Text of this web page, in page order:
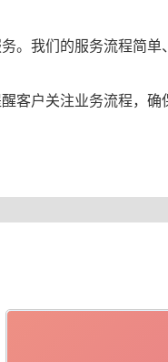
。我们的服务流程简单
客户关注业务流程，确